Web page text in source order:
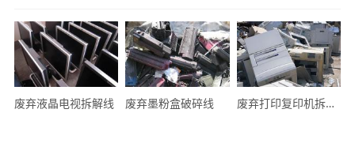
废弃液晶电视拆解线 废弃墨粉盒破碎线 废弃打印复印机拆解线